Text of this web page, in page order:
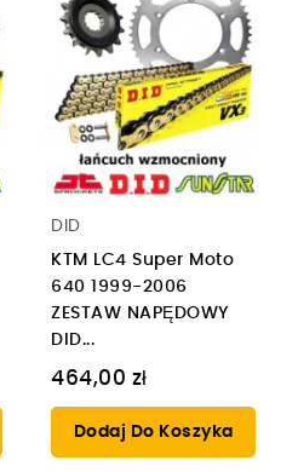
DID
KTM LC4 Super Moto
640 1999-2006
ZESTAW NAPĘDOWY
DID...
464,00 zł
Dodaj Do Koszyka